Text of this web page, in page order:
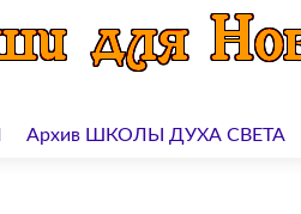
Архив ШКОЛЫ ДУХА СВЕТА